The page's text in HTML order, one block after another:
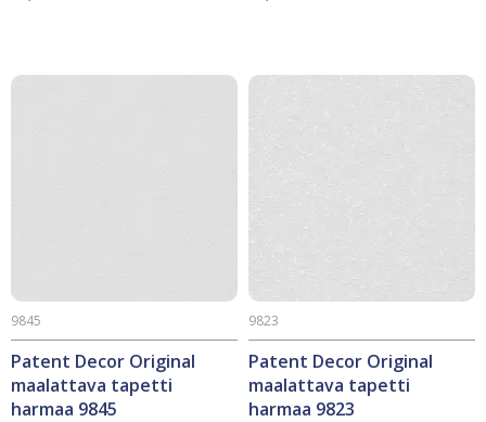
Patent Decor Original
maalattava tapetti
harmaa 9845
9845
Patent Decor Original
maalattava tapetti
harmaa 9823
9823